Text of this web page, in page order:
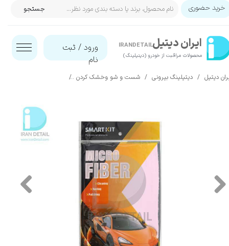
ایران‌ دیتیل
محصولات مراقبت از خودرو (دیتیلینگ)​​​​​​​
IRANDETAIL ورود / ثبت
نام
حساب کاربری من
تغییر گذر واژه
جستجو خرید حضوری
دیتیل دیتیلینگ بیرونی شست و شو وخشک کردن